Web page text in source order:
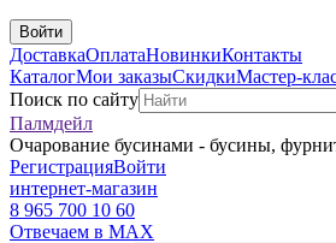
Войти
ДоставкаОплатаНовинкиКонтакты
КаталогМои заказыСкидкиМастер-
Поиск по сайту
Палмдейл
Очарование бусинами - бусины,
РегистрацияВойти
интернет-магазин
8 965 700 10 60
Отвечаем в MAX